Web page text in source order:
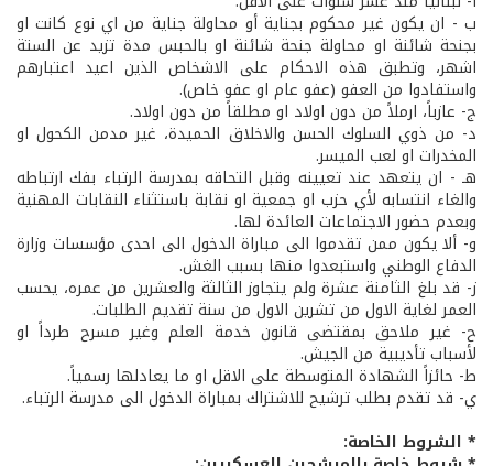
ب - ان يكون غير محكوم بجناية أو محاولة جناية من اي نوع كانت او
بجنحة شائنة او محاولة جنحة شائنة او بالحبس مدة تزيد عن الستة
اشهر، وتطبق هذه الاحكام على الاشخاص الذين اعيد اعتبارهم
واستفادوا من العفو (عفو عام او عفو خاص).
ج- عازباً، ارملاً من دون اولاد او مطلقاً من دون اولاد.
د- من ذوي السلوك الحسن والاخلاق الحميدة، غير مدمن الكحول او
المخدرات او لعب الميسر.
هـ - ان يتعهد عند تعيينه وقبل التحاقه بمدرسة الرتباء بفك ارتباطه
والغاء انتسابه لأي حزب او جمعية او نقابة باستثناء النقابات المهنية
وبعدم حضور الاجتماعات العائدة لها.
و- ألا يكون ممن تقدموا الى مباراة الدخول الى احدى مؤسسات وزارة
الدفاع الوطني واستبعدوا منها بسبب الغش.
ز- قد بلغ الثامنة عشرة ولم يتجاوز الثالثة والعشرين من عمره، يحسب
العمر لغاية الاول من تشرين الاول من سنة تقديم الطلبات.
ح- غير ملاحق بمقتضى قانون خدمة العلم وغير مسرح طرداً او
لأسباب تأديبية من الجيش.
ط- حائزاً الشهادة المتوسطة على الاقل او ما يعادلها رسمياً.
ي- قد تقدم بطلب ترشيح للاشتراك بمباراة الدخول الى مدرسة الرتباء.
* الشروط الخاصة: